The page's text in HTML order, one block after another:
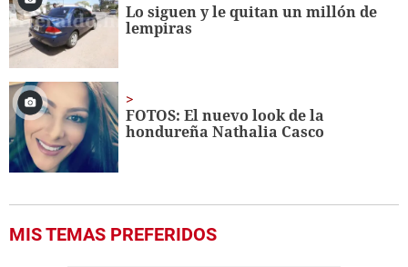
Lo siguen y le quitan un millón de
lempiras
FOTOS: El nuevo look de la
hondureña Nathalia Casco
MIS TEMAS PREFERIDOS